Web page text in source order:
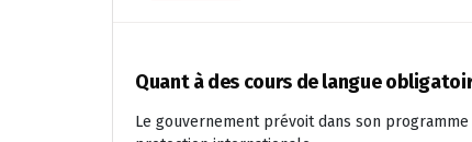
Quant à des cours de langue
Le gouvernement prévoit dans son